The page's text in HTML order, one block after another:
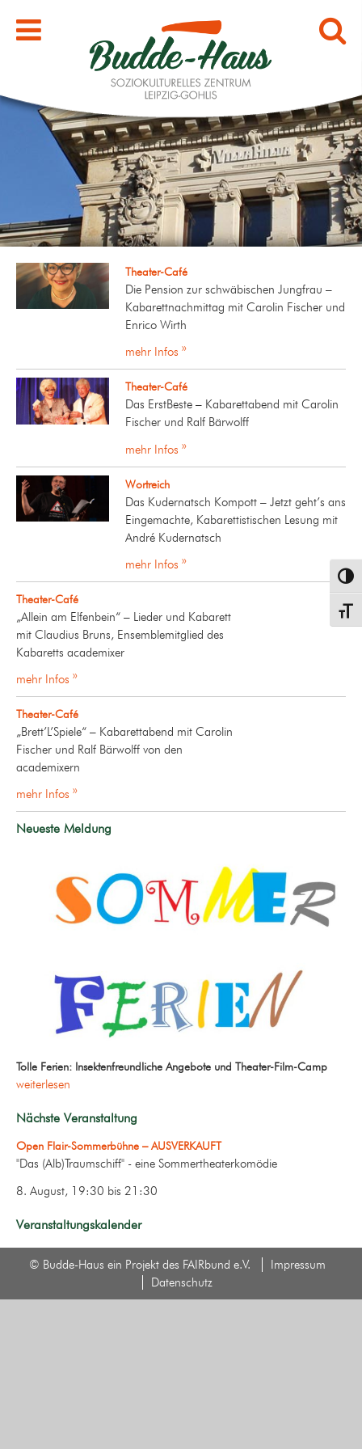
Theater-Café
Die Pension zur schwäbischen Jungfrau –
Kabarettnachmittag mit Carolin Fischer und
Enrico Wirth
mehr Infos »
Theater-Café
Das ErstBeste – Kabarettabend mit Carolin
Fischer und Ralf Bärwolff
mehr Infos »
Wortreich
Das Kudernatsch Kompott – Jetzt geht’s ans
Eingemachte, Kabarettistischen Lesung mit
André Kudernatsch
mehr Infos »
Theater-Café
„Allein am Elfenbein“ – Lieder und Kabarett
mit Claudius Bruns, Ensemblemitglied des
Kabaretts academixer
mehr Infos »
Theater-Café
„Brett’L’Spiele“ – Kabarettabend mit Carolin
Fischer und Ralf Bärwolff von den
academixern
mehr Infos »
Neueste Meldung
Tolle Ferien: Insektenfreundliche Angebote und Theater-Film-Camp
weiterlesen
Nächste Veranstaltung
Open Flair-Sommerbühne – AUSVERKAUFT
"Das (Alb)Traumschiff" - eine Sommertheaterkomödie
8. August, 19:30 bis 21:30
Veranstaltungskalender
© Budde-Haus ein Projekt des FAIRbund e.V.
Impressum
Datenschutz